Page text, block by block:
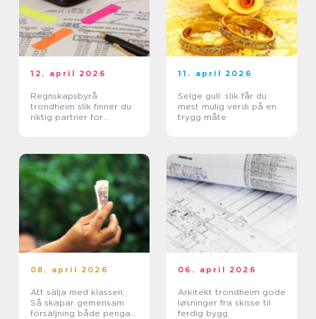
12. april 2026
Regnskapsbyrå
trondheim slik finner du
riktig partner for
11. april 2026
Selge gull: slik får du
mest mulig verdi på en
trygg måte
08. april 2026
Att sälja med klassen:
Så skapar gemensam
försäljning både pengar
06. april 2026
Arkitekt trondheim gode
løsninger fra skisse til
ferdig bygg